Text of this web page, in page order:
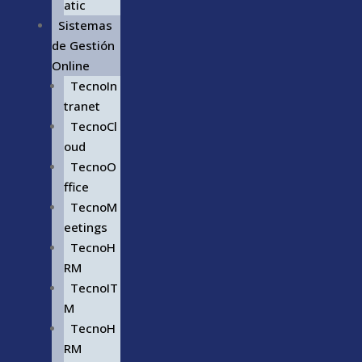
atic
Sistemas
de Gestión
Online
TecnoIn
tranet
TecnoCl
oud
TecnoO
ffice
TecnoM
eetings
TecnoH
RM
TecnoIT
M
TecnoH
RM